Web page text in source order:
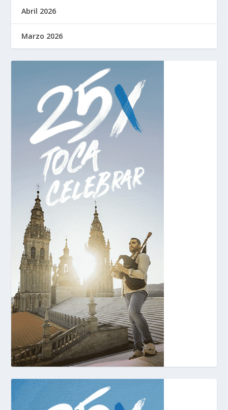
Abril 2026
Marzo 2026